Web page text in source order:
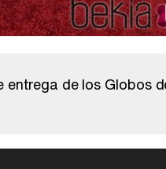
entrega de los Globos